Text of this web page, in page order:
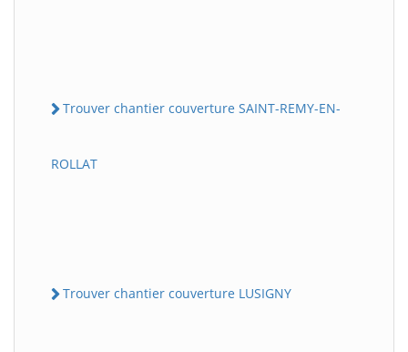
Trouver chantier couverture SAINT-REMY-EN-
ROLLAT
Trouver chantier couverture LUSIGNY